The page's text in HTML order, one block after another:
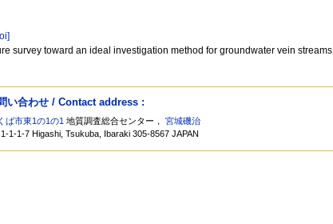
survey toward an ideal investigation method for groundwater vein streams
い合わせ / Contact address :
ば市東1の1の1 地質調査総合センター，宮城磯治
1-1-7 Higashi, Tsukuba, Ibaraki 305-8567 JAPAN